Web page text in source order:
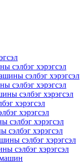
сэлбэг хэрэгсэл
сэлбэг хэрэгсэл
сэлбэг хэрэгсэл
сэлбэг хэрэгсэл
хэрэгсэл
хэрэгсэл
сэлбэг хэрэгсэл
сэлбэг хэрэгсэл
сэлбэг хэрэгсэл
сэлбэг хэрэгсэл